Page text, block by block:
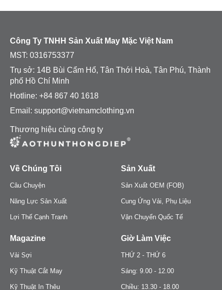
Công Ty TNHH Sản Xuất May Mặc Việt Nam
MST: 0316753377
Trụ sở: 14B Bùi Cẩm Hổ, Tân Thới Hoà, Tân Phú, Thành
phố Hồ Chí Minh
Hotline: +84 867 40 1618
Email: support@vietnamclothing.vn
Thương hiệu cùng công ty
Về Chúng Tôi
Câu Chuyện
Năng Lực Sản Xuất
Lợi Thế Cạnh Tranh
Sản Xuất
Sản Xuất OEM (FOB)
Cung Ứng Vải, Phụ Liệu
Vận Chuyển Quốc Tế
Magazine
Vải Sợi
Kỹ Thuật Cắt May
Kỹ Thuật In Thêu
Giờ Làm Việc
THỨ 2 - THỨ 6
Sáng: 9.00 - 12.00
Chiều: 13.30 - 18.00